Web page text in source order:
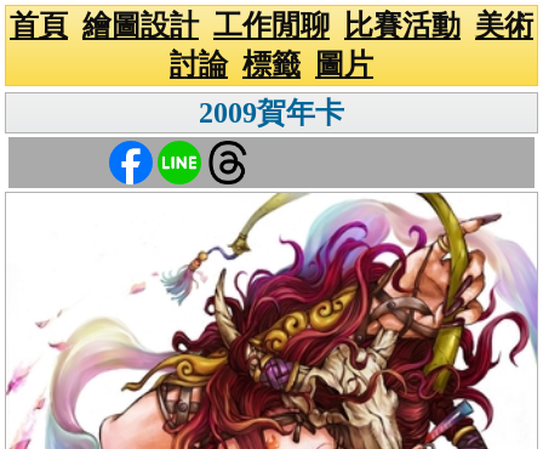
首頁 繪圖設計 工作閒聊 比賽活動 美術
討論 標籤
圖片
2009賀年卡